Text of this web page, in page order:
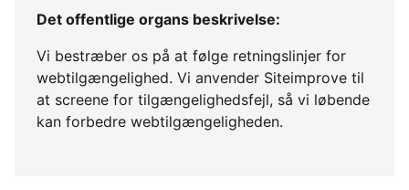
Det offentlige organs beskrivelse:
Vi bestræber os på at følge retningslinjer for
webtilgængelighed. Vi anvender Siteimprove til
at screene for tilgængelighedsfejl, så vi løbende
kan forbedre webtilgængeligheden.